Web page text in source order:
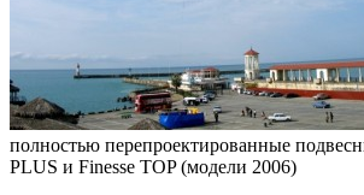
полностью перепроектированные
PLUS и Finesse TOP (модели 2006)